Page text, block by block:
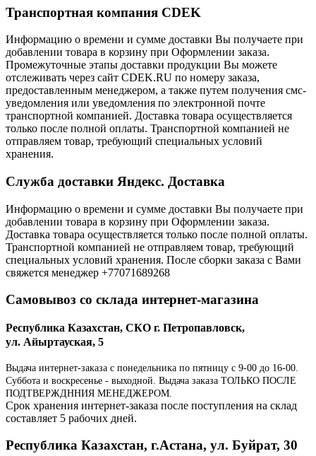
Транспортная компания CDEK
Информацию о времени и сумме доставки Вы получаете при
добавлении товара в корзину при Оформлении заказа.
Промежуточные этапы доставки продукции Вы можете
отслеживать через сайт CDEK.RU по номеру заказа,
предоставленным менеджером, а также путем получения смс-
уведомления или уведомления по электронной почте
транспортной компанией. Доставка товара осуществляется
только после полной оплаты. Транспортной компанией не
отправляем товар, требующий специальных условий
хранения.
Служба доставки Яндекс. Доставка
Информацию о времени и сумме доставки Вы получаете при
добавлении товара в корзину при Оформлении заказа.
Доставка товара осуществляется только после полной оплаты.
Транспортной компанией не отправляем товар, требующий
специальных условий хранения. После сборки заказа с Вами
свяжется менеджер +77071689268
Самовывоз со склада интернет-магазина
Республика Казахстан, СКО г. Петропавловск,
ул. Айыртауская, 5
Выдача интернет-заказа с понедельника по пятницу с 9-00 до 16-00.
Суббота и воскресенье - выходной. Выдача заказа ТОЛЬКО ПОСЛЕ
ПОДТВЕРЖДННИЯ МЕНЕДЖЕРОМ.
Срок хранения интернет-заказа после поступления на склад
составляет 5 рабочих дней.
Республика Казахстан, г.Астана, ул. Буйрат, 30